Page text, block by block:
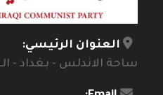
العنوان الرئيسي:
ساحة الاندلس - بغداد -